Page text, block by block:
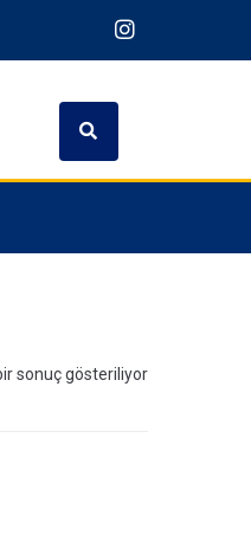
sonuç gösteriliyor